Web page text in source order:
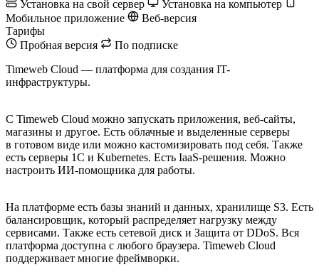
Установка на свой сервер
Установка на компьютер
Мобильное приложение
Веб-версия
Тарифы
Пробная версия
По подписке
Timeweb Cloud — платформа для создания IT-
инфраструктуры.
С Timeweb Cloud можно запускать приложения, веб-сайты,
магазины и другое. Есть облачные и выделенные серверы
в готовом виде или можно кастомизировать под себя. Также
есть серверы 1С и Kubernetes. Есть IaaS-решения. Можно
настроить ИИ-помощника для работы.
На платформе есть базы знаний и данных, хранилище S3. Есть
балансировщик, который распределяет нагрузку между
сервисами. Также есть сетевой диск и Защита от DDoS. Вся
платформа доступна с любого браузера. Timeweb Cloud
поддерживает многие фреймворки.